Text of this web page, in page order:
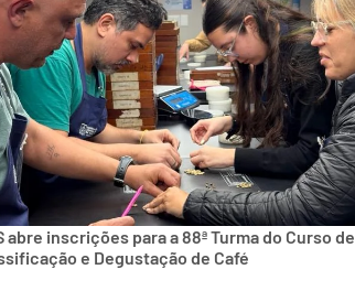
abre inscrições para a 88ª Turma do Curso de
e Degustação de Café